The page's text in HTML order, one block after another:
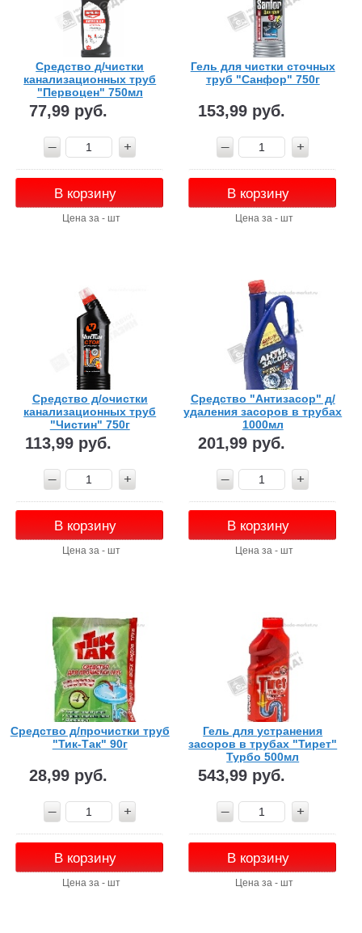
Средство д/чистки
канализационных труб
"Первоцен" 750мл
77,99 руб.
В корзину
Цена за - шт
Гель для чистки сточных
труб "Санфор" 750г
153,99 руб.
В корзину
Цена за - шт
Средство д/очистки
канализационных труб
"Чистин" 750г
113,99 руб.
В корзину
Цена за - шт
Средство "Антизасор" д/
удаления засоров в трубах
1000мл
201,99 руб.
В корзину
Цена за - шт
Средство д/прочистки труб
"Тик-Так" 90г
28,99 руб.
В корзину
Цена за - шт
Гель для устранения
засоров в трубах "Тирет"
Турбо 500мл
543,99 руб.
В корзину
Цена за - шт